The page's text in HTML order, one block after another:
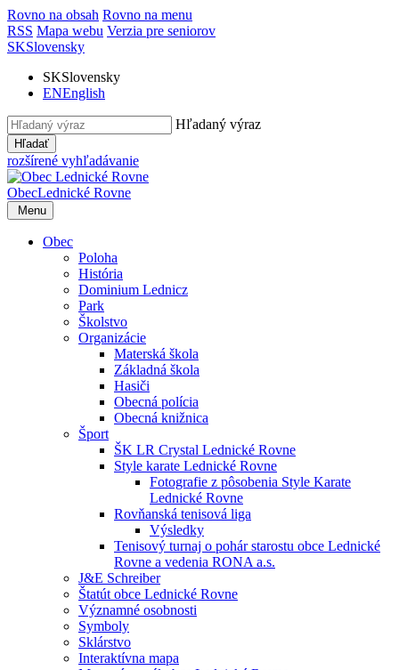
Rovno na obsah Rovno na menu
RSS Mapa webu Verzia pre seniorov
SKSlovensky
SKSlovensky
ENEnglish
Hľadaný výraz
Hľadať
rozšírené vyhľadávanie
ObecLednické Rovne
Menu
Obec
Poloha
História
Dominium Lednicz
Park
Školstvo
Organizácie
Materská škola
Základná škola
Hasiči
Obecná polícia
Obecná knižnica
Šport
ŠK LR Crystal Lednické Rovne
Style karate Lednické Rovne
Fotografie z pôsobenia Style Karate
Lednické Rovne
Rovňanská tenisová liga
Výsledky
Tenisový turnaj o pohár starostu obce Lednické
Rovne a vedenia RONA a.s.
J&E Schreiber
Štatút obce Lednické Rovne
Významné osobnosti
Symboly
Sklárstvo
Interaktívna mapa